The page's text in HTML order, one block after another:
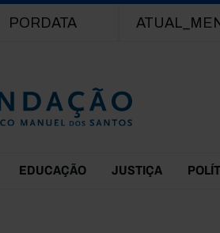
PORDATA
EDUCAÇÃO JUSTIÇA